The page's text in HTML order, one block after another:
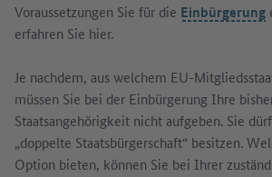
Voraussetzungen Sie für die Einbürgerung
erfahren Sie hier.
Je nachdem, aus welchem EU-
müssen Sie bei der Einbürgerung Ihre
Staatsangehörigkeit nicht aufgeben. Sie
„doppelte Staatsbürgerschaft“ besitzen.
Option bieten, können Sie bei Ihrer